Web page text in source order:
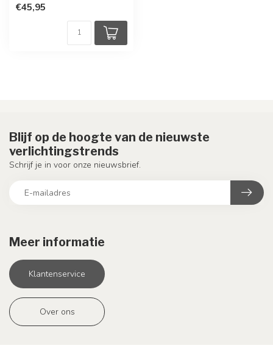
€45,95
Meer informatie
Klantenservice
Over ons
Blijf op de hoogte van de nieuwste
verlichtingstrends
Schrijf je in voor onze nieuwsbrief.